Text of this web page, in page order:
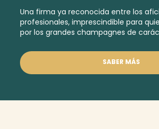
Una firma ya reconocida entre los
profesionales, imprescindible para
por los grandes champagnes de
SABER MÁS